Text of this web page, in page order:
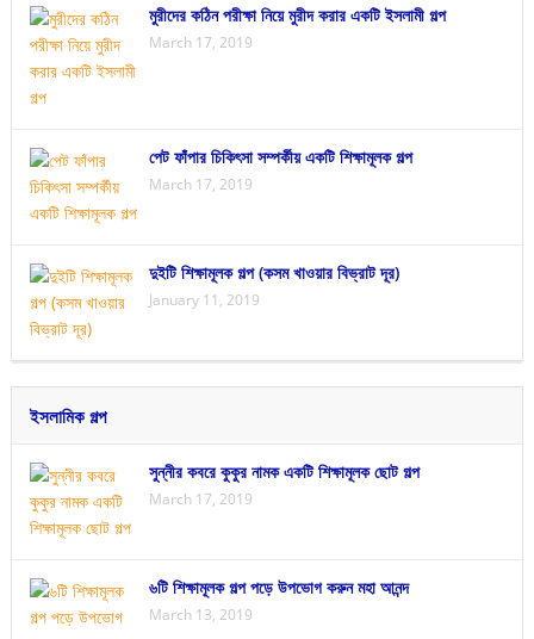
মুরীদের কঠিন পরীক্ষা নিয়ে মুরীদ করার একটি ইসলামী গল্প
March 17, 2019
পেট ফাঁপার চিকিৎসা সম্পর্কীয় একটি শিক্ষামূলক গল্প
March 17, 2019
দুইটি শিক্ষামূলক গল্প (কসম খাওয়ার বিভ্রাট দূর)
January 11, 2019
ইসলামিক গল্প
সুন্নীর কবরে কুকুর নামক একটি শিক্ষামূলক ছোট গল্প
March 17, 2019
৬টি শিক্ষামূলক গল্প পড়ে উপভোগ করুন মহা আনন্দ
March 13, 2019